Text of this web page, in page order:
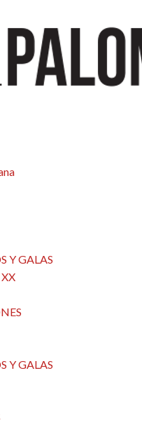
y latinoamericana
Y GALAS
Y GALAS